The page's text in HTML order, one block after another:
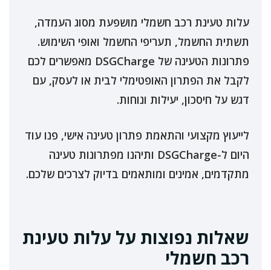
עלות טעינת רכב חשמלי מושפעת מסוג העמדה,
תשתית החשמל, תעריפי החשמל ואופי השימוש.
פתרונות הטעינה של DSGCharge מאפשרים לכם
לקבל את הפתרון האופטימלי לבית או לעסק, עם
דגש על חיסכון, יעילות ונוחות.
לייעוץ מקצועי והתאמת פתרון טעינה אישי, פנו עוד
היום ל-DSGCharge ותיהנו מפתרונות טעינה
מתקדמים, אמינים ומותאמים בדיוק לצרכים שלכם.
שאלות נפוצות על עלות טעינת
רכב חשמלי